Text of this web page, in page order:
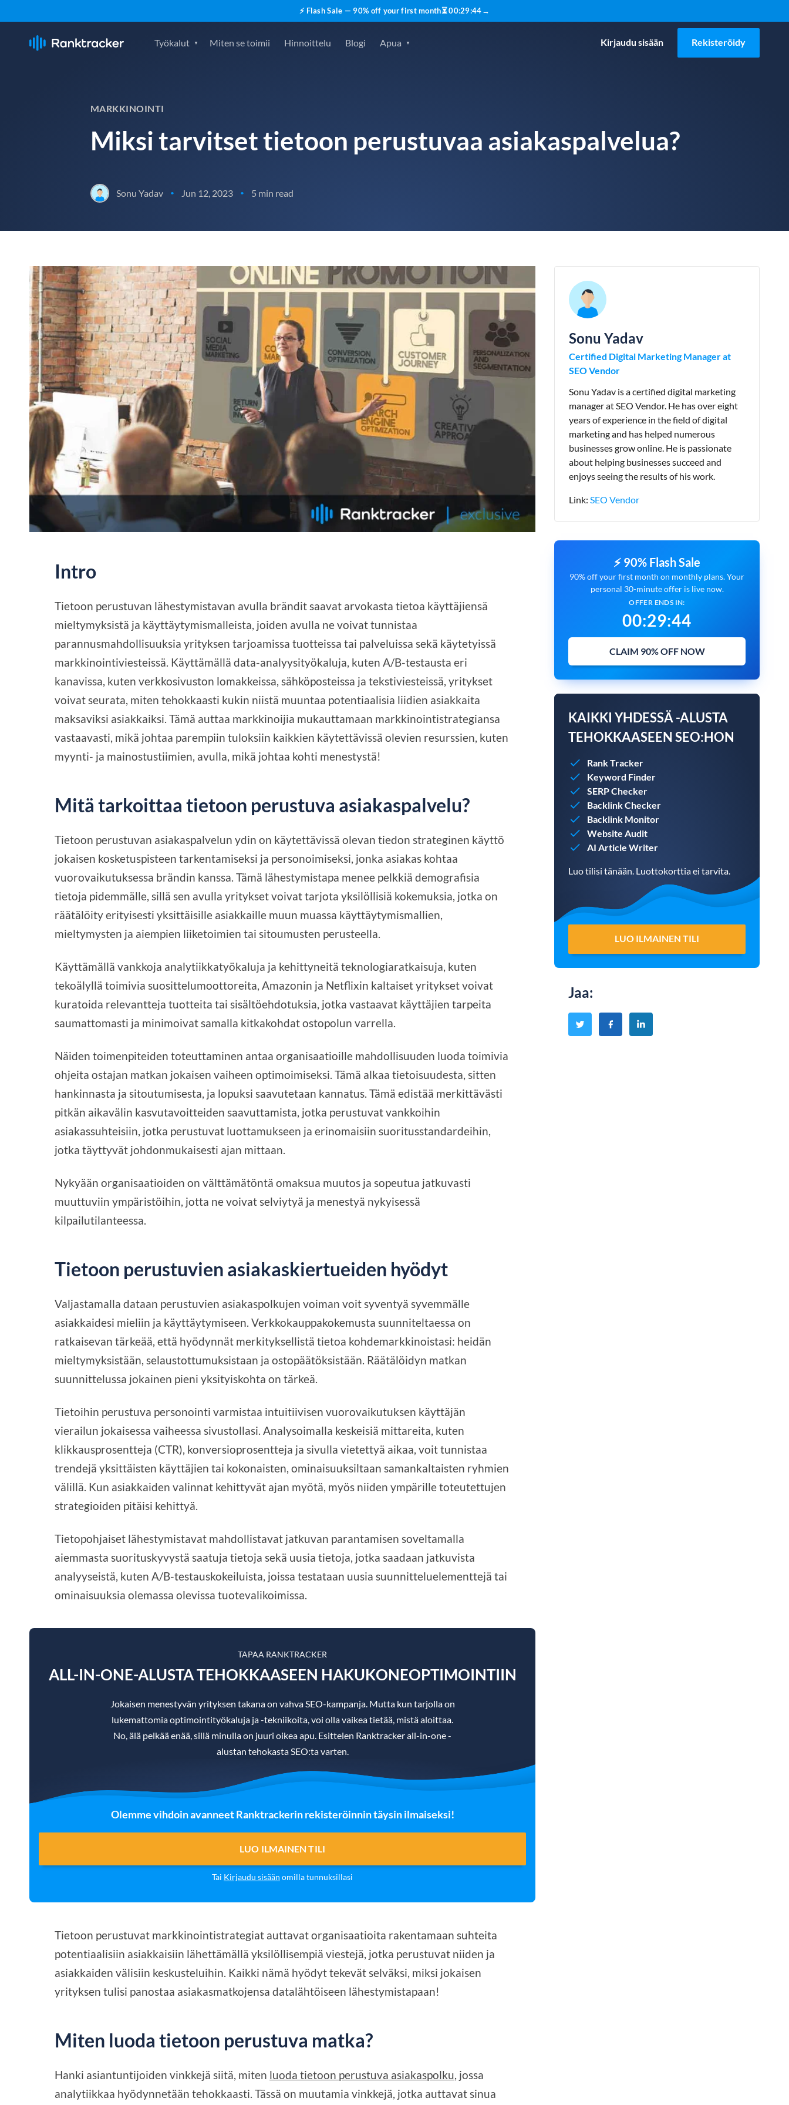
⚡ Flash Sale — 90% off your first month⏳00:29:43→
Työkalut Miten se toimii Hinnoittelu Blogi Apua Kirjaudu sisään Rekisteröidy
MARKKINOINTI
Miksi tarvitset tietoon perustuvaa asiakaspalvelua?
Sonu Yadav • Jun 12, 2023 • 5 min read
Intro
Tietoon perustuvan lähestymistavan avulla brändit saavat arvokasta tietoa käyttäjiensä
mieltymyksistä ja käyttäytymismalleista, joiden avulla ne voivat tunnistaa
parannusmahdollisuuksia yrityksen tarjoamissa tuotteissa tai palveluissa sekä käytetyissä
markkinointiviesteissä. Käyttämällä data-analyysityökaluja, kuten A/B-testausta eri
kanavissa, kuten verkkosivuston lomakkeissa, sähköposteissa ja tekstiviesteissä, yritykset
voivat seurata, miten tehokkaasti kukin niistä muuntaa potentiaalisia liidien asiakkaita
maksaviksi asiakkaiksi. Tämä auttaa markkinoijia mukauttamaan markkinointistrategiansa
vastaavasti, mikä johtaa parempiin tuloksiin kaikkien käytettävissä olevien resurssien, kuten
myynti- ja mainostustiimien, avulla, mikä johtaa kohti menestystä!
Mitä tarkoittaa tietoon perustuva asiakaspalvelu?
Tietoon perustuvan asiakaspalvelun ydin on käytettävissä olevan tiedon strateginen käyttö
jokaisen kosketuspisteen tarkentamiseksi ja personoimiseksi, jonka asiakas kohtaa
vuorovaikutuksessa brändin kanssa. Tämä lähestymistapa menee pelkkiä demografisia
tietoja pidemmälle, sillä sen avulla yritykset voivat tarjota yksilöllisiä kokemuksia, jotka on
räätälöity erityisesti yksittäisille asiakkaille muun muassa käyttäytymismallien,
mieltymysten ja aiempien liiketoimien tai sitoumusten perusteella.
Käyttämällä vankkoja analytiikkatyökaluja ja kehittyneitä teknologiaratkaisuja, kuten
tekoälyllä toimivia suosittelumoottoreita, Amazonin ja Netflixin kaltaiset yritykset voivat
kuratoida relevantteja tuotteita tai sisältöehdotuksia, jotka vastaavat käyttäjien tarpeita
saumattomasti ja minimoivat samalla kitkakohdat ostopolun varrella.
Näiden toimenpiteiden toteuttaminen antaa organisaatioille mahdollisuuden luoda toimivia
ohjeita ostajan matkan jokaisen vaiheen optimoimiseksi. Tämä alkaa tietoisuudesta, sitten
hankinnasta ja sitoutumisesta, ja lopuksi saavutetaan kannatus. Tämä edistää merkittävästi
pitkän aikavälin kasvutavoitteiden saavuttamista, jotka perustuvat vankkoihin
asiakassuhteisiin, jotka perustuvat luottamukseen ja erinomaisiin suoritusstandardeihin,
jotka täyttyvät johdonmukaisesti ajan mittaan.
Nykyään organisaatioiden on välttämätöntä omaksua muutos ja sopeutua jatkuvasti
muuttuviin ympäristöihin, jotta ne voivat selviytyä ja menestyä nykyisessä
kilpailutilanteessa.
Tietoon perustuvien asiakaskiertueiden hyödyt
Valjastamalla dataan perustuvien asiakaspolkujen voiman voit syventyä syvemmälle
asiakkaidesi mieliin ja käyttäytymiseen. Verkkokauppakokemusta suunniteltaessa on
ratkaisevan tärkeää, että hyödynnät merkityksellistä tietoa kohdemarkkinoistasi: heidän
mieltymyksistään, selaustottumuksistaan ja ostopäätöksistään. Räätälöidyn matkan
suunnittelussa jokainen pieni yksityiskohta on tärkeä.
Tietoihin perustuva personointi varmistaa intuitiivisen vuorovaikutuksen käyttäjän
vierailun jokaisessa vaiheessa sivustollasi. Analysoimalla keskeisiä mittareita, kuten
klikkausprosentteja (CTR), konversioprosentteja ja sivulla vietettyä aikaa, voit tunnistaa
trendejä yksittäisten käyttäjien tai kokonaisten, ominaisuuksiltaan samankaltaisten ryhmien
välillä. Kun asiakkaiden valinnat kehittyvät ajan myötä, myös niiden ympärille toteutettujen
strategioiden pitäisi kehittyä.
Tietopohjaiset lähestymistavat mahdollistavat jatkuvan parantamisen soveltamalla
aiemmasta suorituskyvystä saatuja tietoja sekä uusia tietoja, jotka saadaan jatkuvista
analyyseistä, kuten A/B-testauskokeiluista, joissa testataan uusia suunnitteluelementtejä tai
ominaisuuksia olemassa olevissa tuotevalikoimissa.
TAPAA RANKTRACKER
ALL-IN-ONE-ALUSTA TEHOKKAASEEN HAKUKONEOPTIMOINTIIN
Jokaisen menestyvän yrityksen takana on vahva SEO-kampanja. Mutta kun tarjolla on
lukemattomia optimointityökaluja ja -tekniikoita, voi olla vaikea tietää, mistä aloittaa.
No, älä pelkää enää, sillä minulla on juuri oikea apu. Esittelen Ranktracker all-in-one -
alustan tehokasta SEO:ta varten.
Olemme vihdoin avanneet Ranktrackerin rekisteröinnin täysin ilmaiseksi!
LUO ILMAINEN TILI
Tai Kirjaudu sisään omilla tunnuksillasi
Tietoon perustuvat markkinointistrategiat auttavat organisaatioita rakentamaan suhteita
potentiaalisiin asiakkaisiin lähettämällä yksilöllisempiä viestejä, jotka perustuvat niiden ja
asiakkaiden välisiin keskusteluihin. Kaikki nämä hyödyt tekevät selväksi, miksi jokaisen
yrityksen tulisi panostaa asiakasmatkojensa datalähtöiseen lähestymistapaan!
Miten luoda tietoon perustuva matka?
Hanki asiantuntijoiden vinkkejä siitä, miten luoda tietoon perustuva asiakaspolku , jossa
analytiikkaa hyödynnetään tehokkaasti. Tässä on muutamia vinkkejä, jotka auttavat sinua
Sonu Yadav
Certified Digital Marketing Manager at
SEO Vendor
Sonu Yadav is a certified digital marketing
manager at SEO Vendor. He has over eight
years of experience in the field of digital
marketing and has helped numerous
businesses grow online. He is passionate
about helping businesses succeed and
enjoys seeing the results of his work.
Link: SEO Vendor
⚡ 90% Flash Sale
90% off your first month on monthly plans. Your
personal 30-minute offer is live now.
OFFER ENDS IN:
00:29:43
CLAIM 90% OFF NOW
KAIKKI YHDESSÄ -ALUSTA
TEHOKKAASEEN SEO:HON
Rank Tracker
Keyword Finder
SERP Checker
Backlink Checker
Backlink Monitor
Website Audit
AI Article Writer
Luo tilisi tänään. Luottokorttia ei tarvita.
LUO ILMAINEN TILI
Jaa: